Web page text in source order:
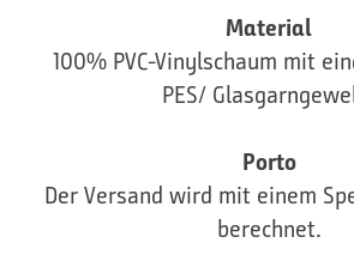
Material
100% PVC-Vinylschaum mit
PES/
Porto
Der Versand wird mit einem
berechnet.